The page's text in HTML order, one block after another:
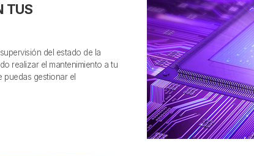
TUS
del estado de la
realizar el mantenimiento a tu
puedas gestionar el